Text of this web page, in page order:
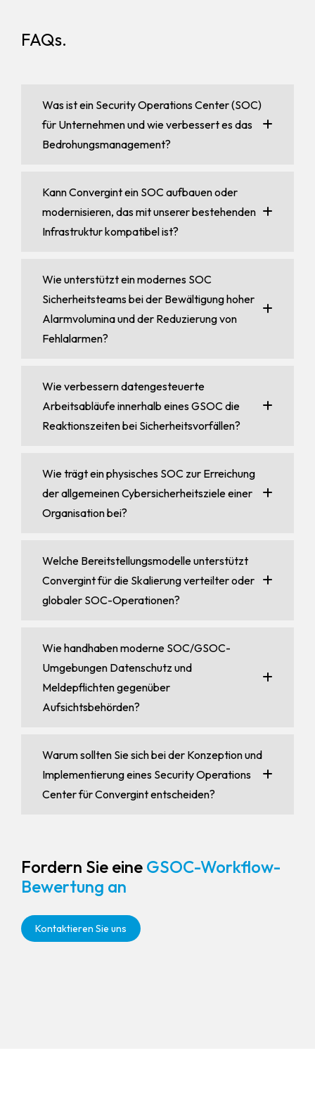
FAQs.
Was ist ein Security Operations Center (SOC)
für Unternehmen und wie verbessert es das
Bedrohungsmanagement?
Kann Convergint ein SOC aufbauen oder
modernisieren, das mit unserer bestehenden
Infrastruktur kompatibel ist?
Wie unterstützt ein modernes SOC
Sicherheitsteams bei der Bewältigung hoher
Alarmvolumina und der Reduzierung von
Fehlalarmen?
Wie verbessern datengesteuerte
Arbeitsabläufe innerhalb eines GSOC die
Reaktionszeiten bei Sicherheitsvorfällen?
Wie trägt ein physisches SOC zur Erreichung
der allgemeinen Cybersicherheitsziele einer
Organisation bei?
Welche Bereitstellungsmodelle unterstützt
Convergint für die Skalierung verteilter oder
globaler SOC-Operationen?
Wie handhaben moderne SOC/GSOC-
Umgebungen Datenschutz und
Meldepflichten gegenüber
Aufsichtsbehörden?
Warum sollten Sie sich bei der Konzeption und
Implementierung eines Security Operations
Center für Convergint entscheiden?
Fordern Sie eine GSOC-Workflow-
Bewertung an
Kontaktieren Sie uns